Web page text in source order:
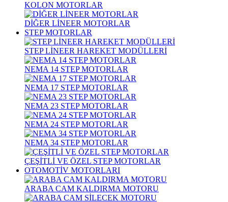
KOLON MOTORLAR
DİĞER LİNEER MOTORLAR
STEP MOTORLAR
STEP LİNEER HAREKET MODÜLLERİ
NEMA 14 STEP MOTORLAR
NEMA 17 STEP MOTORLAR
NEMA 23 STEP MOTORLAR
NEMA 24 STEP MOTORLAR
NEMA 34 STEP MOTORLAR
ÇEŞİTLİ VE ÖZEL STEP MOTORLAR
OTOMOTİV MOTORLARI
ARABA CAM KALDIRMA MOTORU